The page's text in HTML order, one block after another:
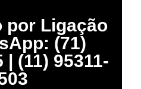
por Ligação
(71)
| (11) 95311-